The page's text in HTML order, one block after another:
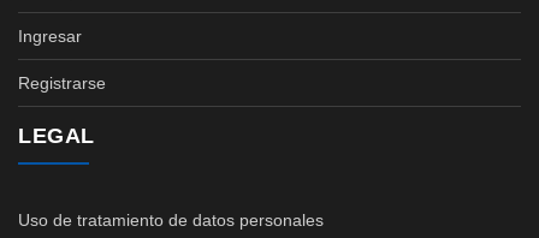
Ingresar
Registrarse
LEGAL
Uso de tratamiento de datos personales